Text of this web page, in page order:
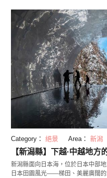
Category： 絕景 Area： 新潟
【新潟縣】下越·中越地方
新潟縣面向日本海，位於日本中部
日本田園風光――梯田、美麗廣闊